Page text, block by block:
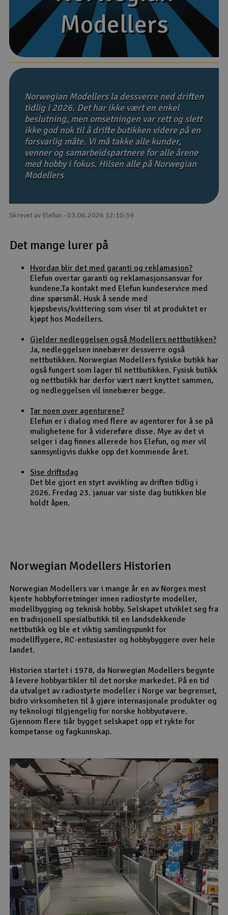
Båter
Droner
Droner for FPV
Fly
Helikopter
Kamerautstyr
Modellbygging, LEGO & byggesett
Outlet
Radioutstyr
Raketter
Smarthjem, lek & hobby
Solenergi
Sparkesykler & elkjøretøy
Gavekort
Modellers
Modellers
Norwegian Modellers la dessverre ned driften
tidlig i 2026. Det har ikke vært en enkel
beslutning, men omsetningen var rett og slett
ikke god nok til å drifte butikken videre på en
forsvarlig måte. Vi må takke alle kunder,
venner og samarbeidspartnere for alle årene
med hobby i fokus. Hilsen alle på Norwegian
Modellers
Skrevet av Elefun - 03.06.2026 12:10:59
Det mange lurer på
Hvordan blir det med garanti og reklamasjon?
Elefun overtar garanti og reklamasjonsansvar for
kundene.Ta kontakt med Elefun kundeservice med
dine spørsmål. Husk å sende med
kjøpsbevis/kvittering som viser til at produktet er
kjøpt hos Modellers.
Gjelder nedleggelsen også Modellers nettbutikken?
Ja, nedleggelsen innebærer dessverre også
nettbutikken. Norwegian Modellers fysiske butikk har
også fungert som lager til nettbutikken. Fysisk butikk
og nettbutikk har derfor vært nært knyttet sammen,
og nedleggelsen vil innebærer begge.
Tar noen over agenturene?
Elefun er i dialog med flere av agenturer for å se på
mulighetene for å videreføre disse. Mye av det vi
selger i dag finnes allerede hos Elefun, og mer vil
sannsynligvis dukke opp det kommende året.
Sise driftsdag
Det ble gjort en styrt avvikling av driften tidlig i
2026. Fredag 23. januar var siste dag butikken ble
holdt åpen.
Norwegian Modellers Historien
Norwegian Modellers var i mange år en av Norges mest
kjente hobbyforretninger innen radiostyrte modeller,
modellbygging og teknisk hobby. Selskapet utviklet seg fra
en tradisjonell spesialbutikk til en landsdekkende
nettbutikk og ble et viktig samlingspunkt for
modellflygere, RC-entusiaster og hobbybyggere over hele
landet.
Historien startet i 1978, da Norwegian Modellers begynte
å levere hobbyartikler til det norske markedet. På en tid
da utvalget av radiostyrte modeller i Norge var begrenset,
bidro virksomheten til å gjøre internasjonale produkter og
ny teknologi tilgjengelig for norske hobbyutøvere.
Gjennom flere tiår bygget selskapet opp et rykte for
kompetanse og fagkunnskap.